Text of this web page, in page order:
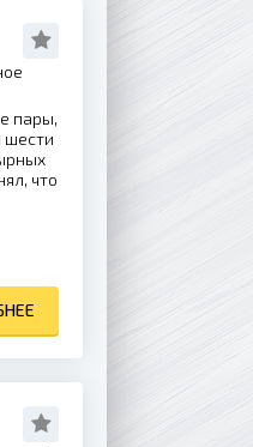
пары,
шести
что